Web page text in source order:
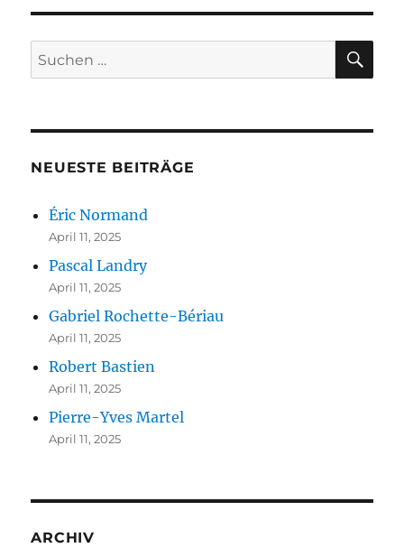
Suchen
nach:
NEUESTE BEITRÄGE
Éric Normand
April 11, 2025
Pascal Landry
April 11, 2025
Gabriel Rochette-Bériau
April 11, 2025
Robert Bastien
April 11, 2025
Pierre-Yves Martel
April 11, 2025
ARCHIV